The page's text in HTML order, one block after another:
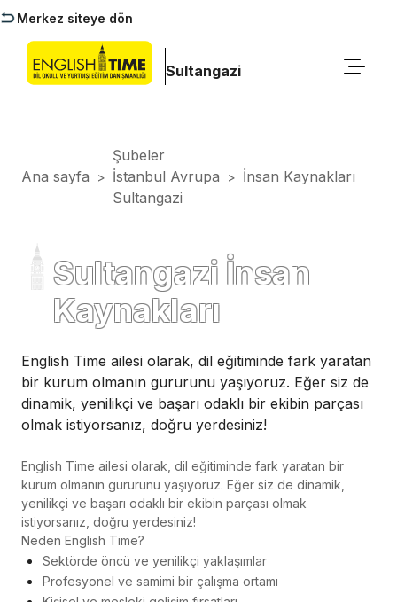
Merkez siteye dön
Sultangazi
Ana sayfa >
Şubeler
İstanbul Avrupa
Sultangazi
> İnsan Kaynakları
Sultangazi İnsan
Kaynakları
English Time ailesi olarak, dil eğitiminde fark yaratan
bir kurum olmanın gururunu yaşıyoruz. Eğer siz de
dinamik, yenilikçi ve başarı odaklı bir ekibin parçası
olmak istiyorsanız, doğru yerdesiniz!
English Time ailesi olarak, dil eğitiminde fark yaratan bir
kurum olmanın gururunu yaşıyoruz. Eğer siz de dinamik,
yenilikçi ve başarı odaklı bir ekibin parçası olmak
istiyorsanız, doğru yerdesiniz!
Neden English Time?
Sektörde öncü ve yenilikçi yaklaşımlar
Profesyonel ve samimi bir çalışma ortamı